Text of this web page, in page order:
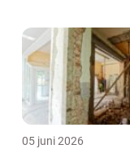
05 juni 2026